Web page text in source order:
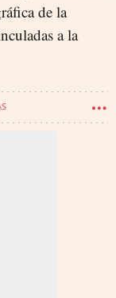
de la
a la